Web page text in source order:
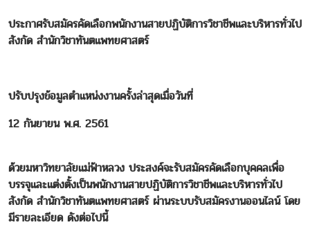
ประกาศรับสมัครคัดเลือกพนักงานสายปฏิบัติการวิชาชีพและบริหารทั่วไป
สังกัด สำนักวิชาทันตแพทยศาสตร์
ปรับปรุงข้อมูลตำแหน่งงานครั้งล่าสุดเมื่อวันที่
12 กันยายน พ.ศ. 2561
ด้วยมหาวิทยาลัยแม่ฟ้าหลวง ประสงค์จะรับสมัครคัดเลือกบุคคลเพื่อ
บรรจุและแต่งตั้งเป็นพนักงานสายปฏิบัติการวิชาชีพและบริหารทั่วไป
สังกัด สำนักวิชาทันตแพทยศาสตร์ ผ่านระบบรับสมัครงานออนไลน์ โดย
มีรายละเอียด ดังต่อไปนี้